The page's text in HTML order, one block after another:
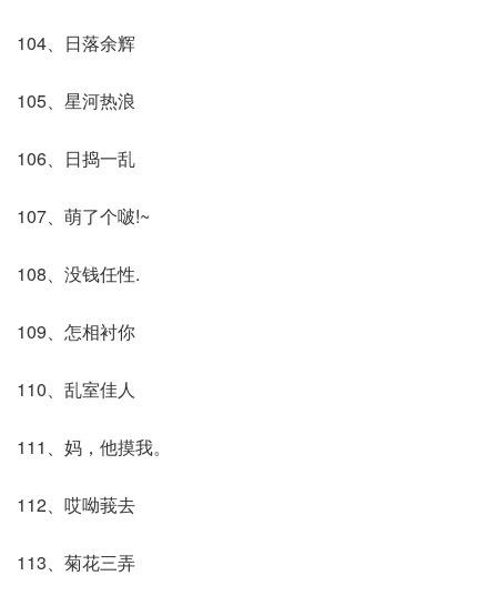
104、日落余辉
105、星河热浪
106、日捣一乱
107、萌了个啵!~
108、没钱任性.
109、怎相衬你
110、乱室佳人
111、妈，他摸我。
112、哎呦莪去
113、菊花三弄